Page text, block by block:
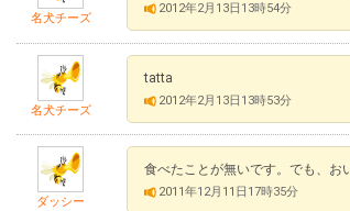
名犬チーズ
2012年2月13日13時54分
名犬チーズ
tatta
2012年2月13日13時53分
ダッシー
食べたことが無いです。でも、お
2011年12月11日17時35分